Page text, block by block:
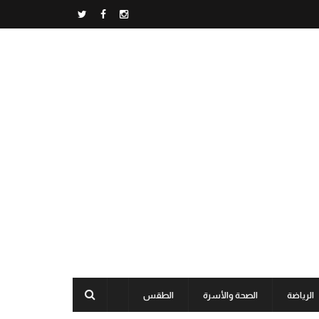
الرياضة الصحة والأسرة الطقس